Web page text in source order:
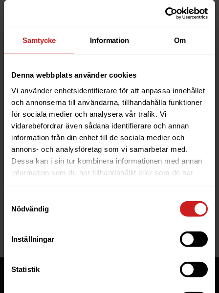
Samtycke Information Om
Denna webbplats använder cookies
Vi använder enhetsidentifierare för att anpassa innehållet
och annonserna till användarna, tillhandahålla funktioner
för sociala medier och analysera vår trafik. Vi
vidarebefordrar även sådana identifierare och annan
information från din enhet till de sociala medier och
annons- och analysföretag som vi samarbetar med.
Dessa kan i sin tur kombinera informationen med annan
information som du har tillhandahållit eller som de har
Nödvändig
Inställningar
Statistik
Är du ägare till hemsidan eller domännamnet så har
anledningarna till varför en hemsida är spärrad.
Läs mer
The website you were trying to
reach has been suspended
If you are the owner of this website or domain please
read
website to be suspended.